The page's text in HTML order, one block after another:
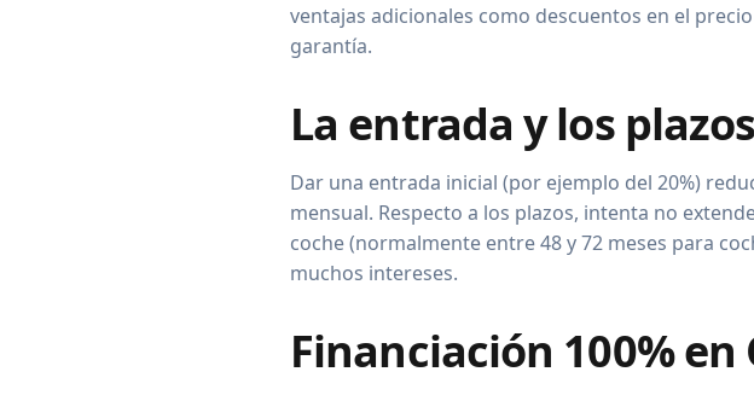
ventajas adicionales como descuentos en el
garantía.
La entrada y los plazos
Dar una entrada inicial (por ejemplo del 20%)
mensual. Respecto a los plazos, intenta no
coche (normalmente entre 48 y 72 meses para
muchos intereses.
Financiación 100% en